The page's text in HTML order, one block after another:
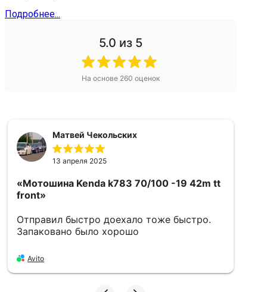
Подробнее...
5.0 из 5
На основе 260 оценок
Матвей Чекольских
13 апреля 2025
«Мотошина Kenda k783 70/100 -19 42m tt
front»
Отправил быстро доехало тоже быстро.
Запаковано было хорошо
Avito